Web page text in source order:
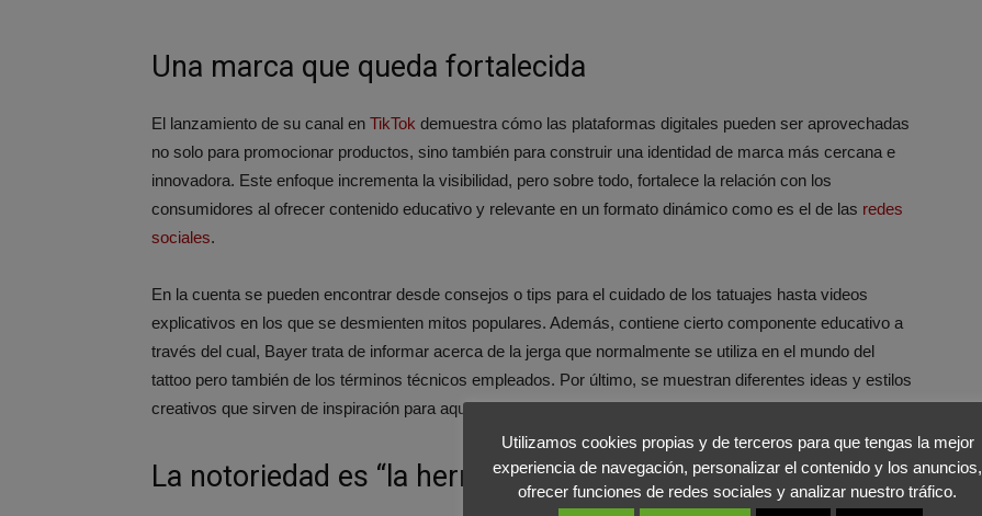
Una marca que queda fortalecida
El lanzamiento de su canal en TikTok demuestra cómo las plataformas digitales pueden ser aprovechadas
no solo para promocionar productos, sino también para construir una identidad de marca más cercana e
innovadora. Este enfoque incrementa la visibilidad, pero sobre todo, fortalece la relación con los
consumidores al ofrecer contenido educativo y relevante en un formato dinámico como es el de las redes
sociales.
En la cuenta se pueden encontrar desde consejos o tips para el cuidado de los tatuajes hasta videos
explicativos en los que se desmienten mitos populares. Además, contiene cierto componente educativo a
través del cual, Bayer trata de informar acerca de la jerga que normalmente se utiliza en el mundo del
tattoo pero también de los términos técnicos empleados. Por último, se muestran diferentes ideas y estilos
creativos que sirven de inspiración para aquellos fanáticos de los tatuajes.
La notoriedad es “la herramienta”
Utilizamos cookies propias y de terceros para que tengas la mejor
experiencia de navegación, personalizar el contenido y los anuncios,
ofrecer funciones de redes sociales y analizar nuestro tráfico.